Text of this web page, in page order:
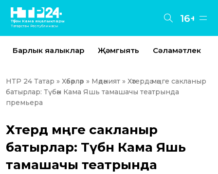
Түбән Кама яңалыклары
Татарстан Республикасы
16+
Барлык яңалыклар Җәмгыять Сәламәтлек
НТР 24 Татар » Хәбәрләр » Мәдәният » Хәтердә мәңге сакланыр
батырлар: Түбән Кама Яшь тамашачы театрында
премьера
Хәтердә мәңге сакланыр
батырлар: Түбән Кама Яшь
тамашачы театрында